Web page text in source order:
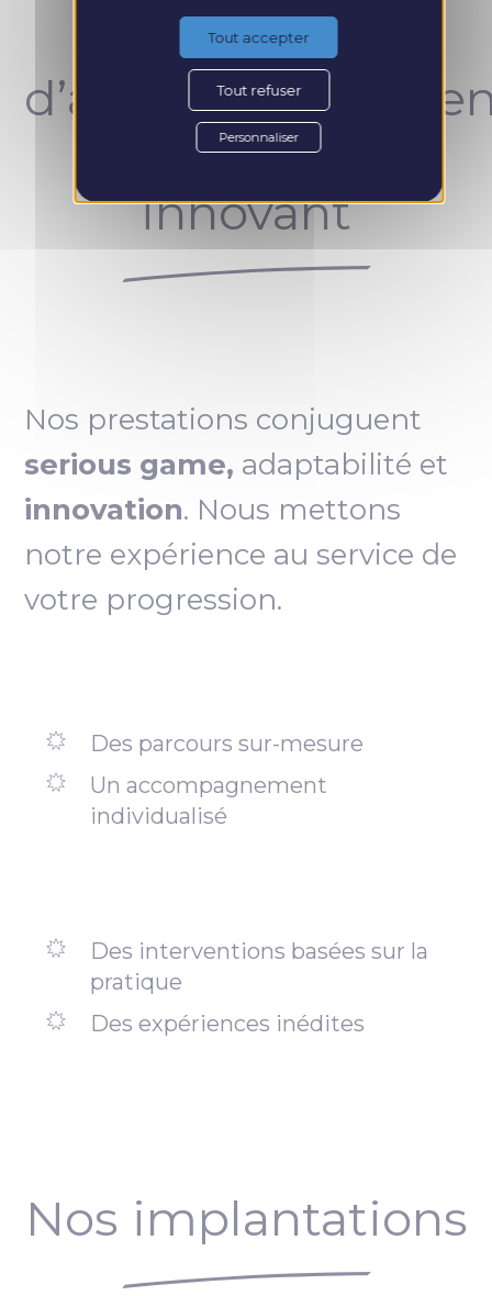
Un concept
unique et
innovant
Nos prestations conjuguent
serious game, adaptabilité et
innovation. Nous mettons
notre expérience au service de
votre progression.
Des parcours sur-mesure
Un accompagnement
individualisé
Des interventions basées sur la
pratique
Des expériences inédites
Nos implantations
Tout accepter
Tout refuser
Personnaliser